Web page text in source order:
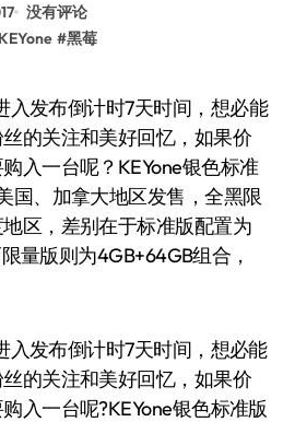
没有评论
#黑莓
的关注和美好回忆，如果价
入一台呢？KEYone银色标准
国、加拿大地区发售，全黑限
区，差别在于标准版配置为
量版则为4GB+64GB组合，
入发布倒计时7天时间，想必能
的关注和美好回忆，如果价
入一台呢?KEYone银色标准版